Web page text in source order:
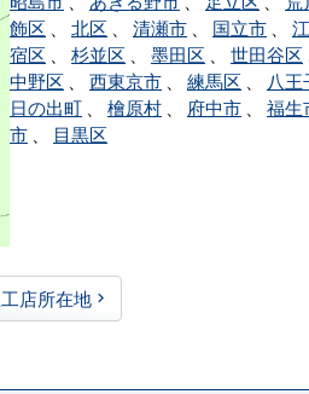
飾区
北区 清瀬市 国立市
宿区
杉並区 墨田区 世田谷区
中野区
西東京市 練馬区 八王
日の出町
檜原村 府中市 福生
市
目黒区
店所在地